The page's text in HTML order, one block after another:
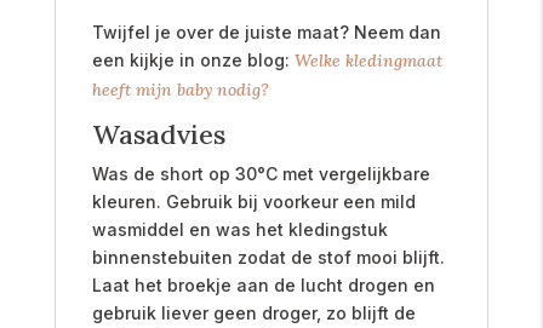
Twijfel je over de juiste maat? Neem dan
een kijkje in onze blog: Welke kledingmaat
heeft mijn baby nodig?
Wasadvies
Was de short op 30°C met vergelijkbare
kleuren. Gebruik bij voorkeur een mild
wasmiddel en was het kledingstuk
binnenstebuiten zodat de stof mooi blijft.
Laat het broekje aan de lucht drogen en
gebruik liever geen droger, zo blijft de